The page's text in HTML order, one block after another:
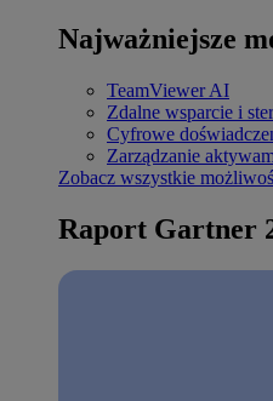
Najważniejsze
TeamViewer AI
Zdalne wsparcie i
Cyfrowe
Zarządzanie
Zobacz wszystkie
Raport Gartner